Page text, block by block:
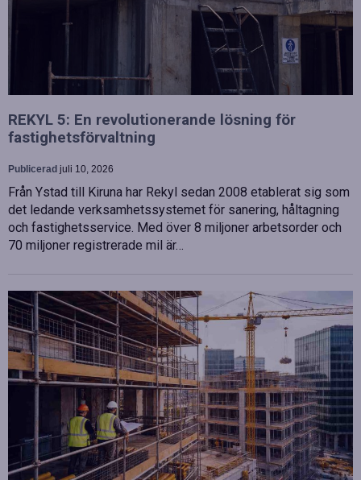
REKYL 5: En revolutionerande lösning för
fastighetsförvaltning
Publicerad juli 10, 2026
Från Ystad till Kiruna har Rekyl sedan 2008 etablerat sig som
det ledande verksamhetssystemet för sanering, håltagning
och fastighetsservice. Med över 8 miljoner arbetsorder och
70 miljoner registrerade mil är…